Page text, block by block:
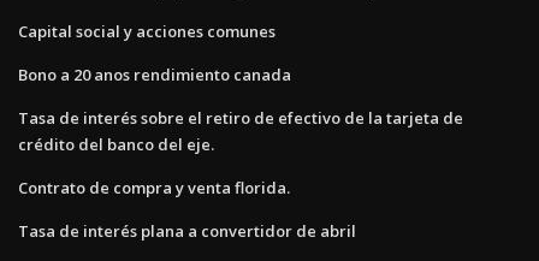
Capital social y acciones comunes
Bono a 20 anos rendimiento canada
Tasa de interés sobre el retiro de efectivo de la tarjeta de
crédito del banco del eje.
Contrato de compra y venta florida.
Tasa de interés plana a convertidor de abril